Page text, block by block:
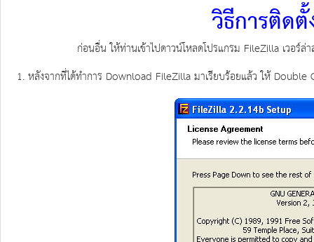
วิธีการติด
ก่อนอื่น ให้ท่านเข้าไปดาวน์โหลดโปรแกรม FileZilla เวอร์ล่
1. หลังจากที่ได้ทำการ Download FileZilla มาเรียบร้อยแล้ว ให้